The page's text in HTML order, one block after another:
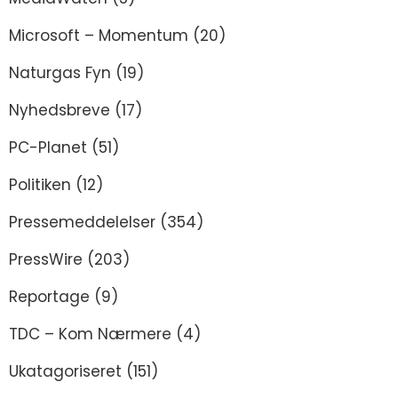
Microsoft – Momentum (20)
Naturgas Fyn (19)
Nyhedsbreve (17)
PC-Planet (51)
Politiken (12)
Pressemeddelelser (354)
PressWire (203)
Reportage (9)
TDC – Kom Nærmere (4)
Ukatagoriseret (151)